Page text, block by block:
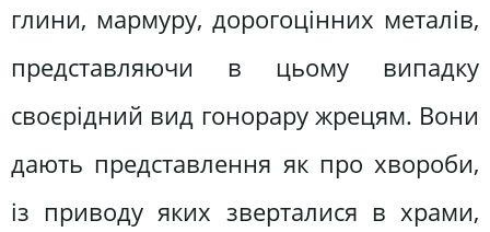
глини, мармуру, дорогоцінних металів,
представляючи в цьому випадку
своєрідний вид гонорару жрецям. Вони
дають представлення як про хвороби,
із приводу яких зверталися в храми,